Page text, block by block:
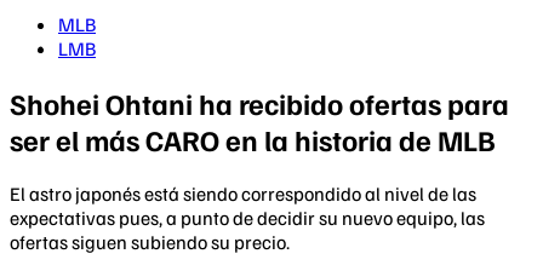
MLB
LMB
Shohei Ohtani ha recibido ofertas para
ser el más CARO en la historia de MLB
El astro japonés está siendo correspondido al nivel de las
expectativas pues, a punto de decidir su nuevo equipo, las
ofertas siguen subiendo su precio.